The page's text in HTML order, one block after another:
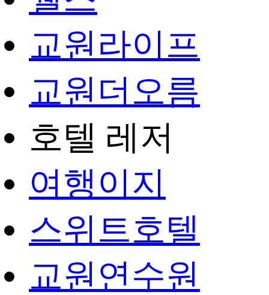
교원라이프
교원더오름
호텔 레저
여행이지
스위트호텔
교원연수원